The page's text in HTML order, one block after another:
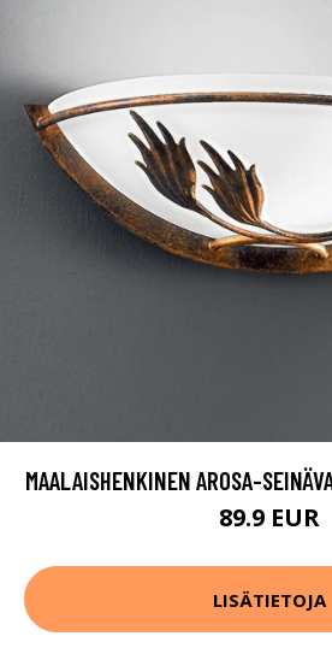
MAALAISHENKINEN AROSA-
89.9 EUR
LISÄTIETOJA